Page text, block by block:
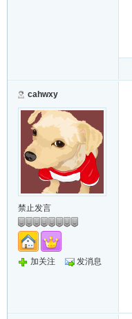
cahwxy
禁止发言
加关注 发消息